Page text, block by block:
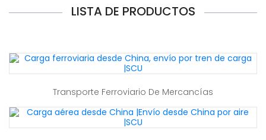
LISTA DE PRODUCTOS
Transporte Ferroviario De Mercancías